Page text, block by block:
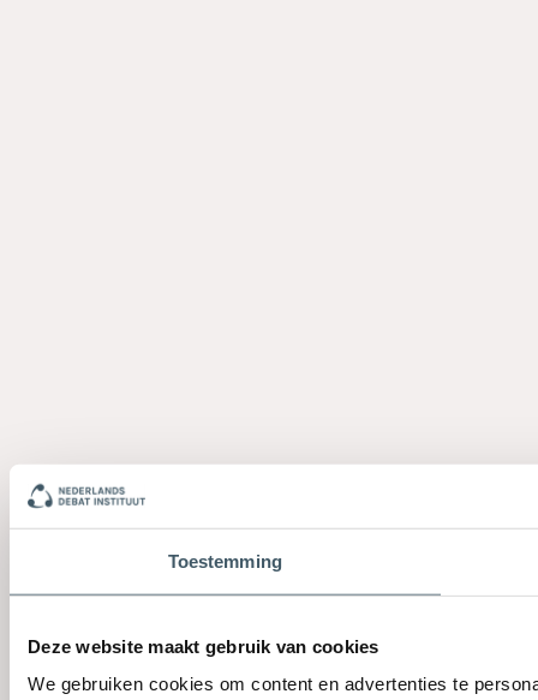
Toestemming
Deze website maakt gebruik van cookies
We gebruiken cookies om content en advertenties te